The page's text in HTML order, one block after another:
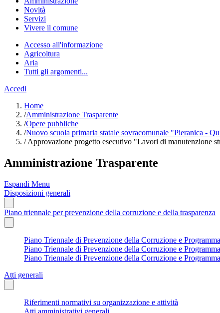
Novità
Servizi
Vivere il comune
Accesso all'informazione
Agricoltura
Aria
Tutti gli argomenti...
Accedi
Home
/Amministrazione Trasparente
/Opere pubbliche
/Nuovo scuola primaria statale sovracomunale "Pieranica -
/Approvazione progetto esecutivo "Lavori di manutenzione
Amministrazione Trasparente
Espandi Menu
Disposizioni generali
Piano triennale per prevenzione della corruzione e della trasparenza
Piano Triennale di Prevenzione della Corruzione e
Piano Triennale di Prevenzione della Corruzione e
Piano Triennale di Prevenzione della Corruzione e
Atti generali
Riferimenti normativi su organizzazione e attività
Atti amministrativi generali